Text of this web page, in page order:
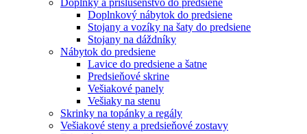
Doplnkový nábytok do predsiene
Stojany a vozíky na šaty do predsiene
Stojany na dáždníky
Nábytok do predsiene
Lavice do predsiene a šatne
Predsieňové skrine
Vešiakové panely
Vešiaky na stenu
Skrinky na topánky a regály
Vešiakové steny a predsieňové zostavy